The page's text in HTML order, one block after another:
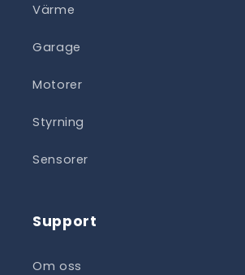
Värme
Garage
Motorer
Styrning
Sensorer
Support
Om oss